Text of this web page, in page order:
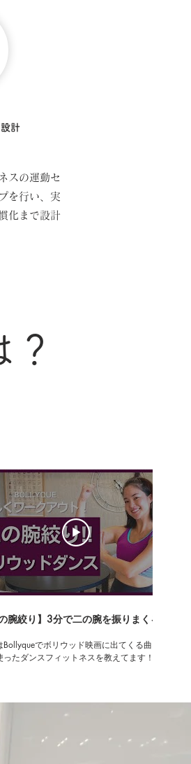
計
スの運動セ
を行い、実
化まで設計
の腕絞り】3分で二の腕を振りまくるダ
Bollyqueでボリウッド映画に出てくる曲と踊
ったダンスフィットネスを教えてます！ 興味
二の自分の人生を楽しむということを、 ボリ